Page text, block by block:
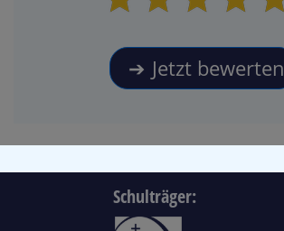
Jetzt bewerten
Schulträger: